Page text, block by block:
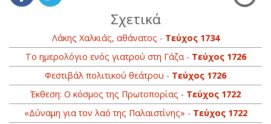
Σχετικά
Λάκης Χαλκιάς, αθάνατος - Τεύχος 1734
Το ημερολόγιο ενός γιατρού στη Γάζα - Τεύχος 1726
Φεστιβάλ πολιτικού θεάτρου - Τεύχος 1726
Έκθεση: Ο κόσμος της Πρωτοπορίας - Τεύχος 1722
«Δύναμη για τον λαό της Παλαιστίνης» - Τεύχος 1722